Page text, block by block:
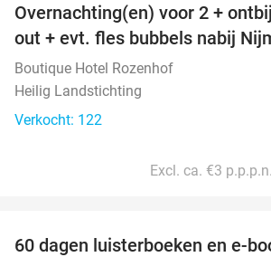
Overnachting(en) voor 2 +
out + evt. fles bubbels nabij
Boutique Hotel Rozenhof
Heilig Landstichting
Verkocht: 122
Excl. ca. €3
60 dagen luisterboeken en e-